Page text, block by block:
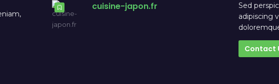
cuisine-japon.fr
Sed
adipiscing
Contact